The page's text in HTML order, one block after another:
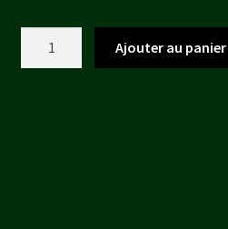
était :
12,80 €.
est :
11,50 €.
Ajouter au panier